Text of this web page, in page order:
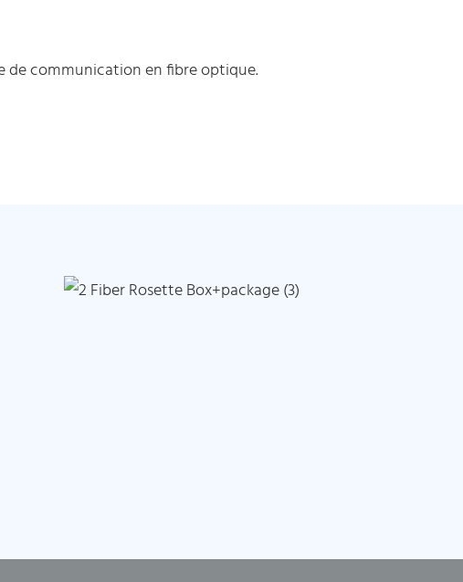
de communication en fibre optique.